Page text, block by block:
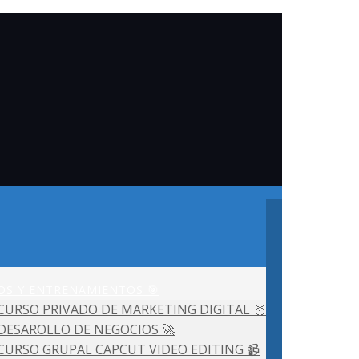
PRIVADO DE MARKETING DIGITAL 🥇
DE NEGOCIOS 🚀
GRUPAL CAPCUT VIDEO EDITING 📹